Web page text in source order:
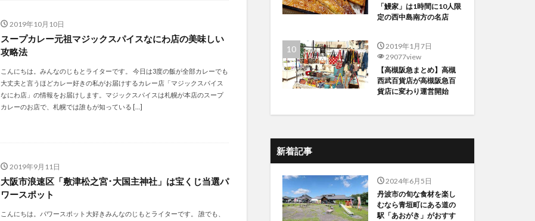
2019年10月10日
スープカレー元祖マジックスパイスなにわ店の美味しい
攻略法
こんにちは。みんなのじもとライターです。 今日は3度の飯が全部カレーでも
大丈夫と言うほどカレー好きの私がお届けするカレー店「マジックスパイス
なにわ店」の情報をお届けします。マジックスパイスは札幌が本店のスープ
カレーのお店で、札幌では誰もが知っている […]
2019年9月11日
大阪市浪速区「敷津松之宮･大国主神社」は宝くじ当選パ
ワースポット
こんにちは。パワースポット大好きみんなのじもとライターです。 誰でも、
「鰻家」は1時間に10人限
定の西中島南方の名店
2019年1月7日
29077view
【高槻阪急まとめ】高槻
西武百貨店が高槻阪急百
貨店に変わり運営開始
新着記事
2024年6月5日
丹波市の旬な食材を楽し
むなら青垣町にある道の
駅「あおがき」がおすす